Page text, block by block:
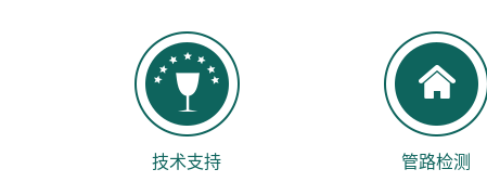
技术支持 管路检测